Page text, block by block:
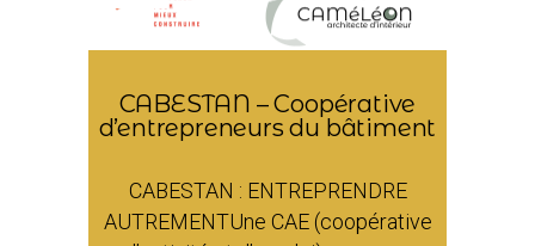
CABESTAN – Coopérative
d’entrepreneurs du bâtiment
CABESTAN : ENTREPRENDRE
AUTREMENTUne CAE (coopérative